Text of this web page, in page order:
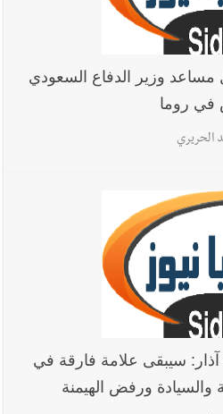
مساعد وزير الدفاع السعودي
في روما
الحريري
الرئيس الحريري في 14 آذار: سيبقى علامة فارقة في
والسيادة ورفض الهيمنة